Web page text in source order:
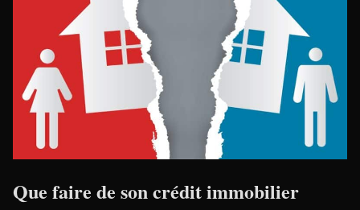
Que faire de son crédit immobilier